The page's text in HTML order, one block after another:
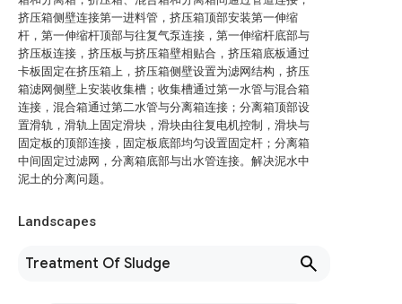
挤压箱侧壁连接第一进料管，挤压箱顶部安装第一伸缩
杆，第一伸缩杆顶部与往复气泵连接，第一伸缩杆底部与
挤压板连接，挤压板与挤压箱壁相贴合，挤压箱底板通过
卡板固定在挤压箱上，挤压箱侧壁设置为滤网结构，挤压
箱滤网侧壁上安装收集槽；收集槽通过第一水管与混合箱
连接，混合箱通过第二水管与分离箱连接；分离箱顶部设
置滑轨，滑轨上固定滑块，滑块由往复电机控制，滑块与
固定板的顶部连接，固定板底部均匀设置固定杆；分离箱
中间固定过滤网，分离箱底部与出水管连接。解决泥水中
泥土的分离问题。
Landscapes
Treatment Of Sludge